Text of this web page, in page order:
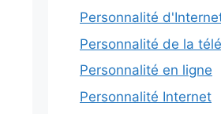
Personnalité
Personnalité de la
Personnalité en ligne
Personnalité Internet